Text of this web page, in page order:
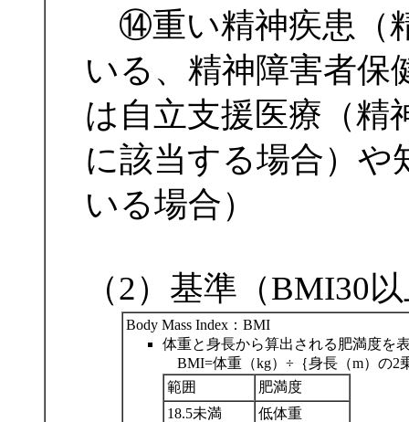
⑭重い精神疾患（
いる、精神障害者保
は自立支援医療（精
に該当する場合）や
いる場合）
（2）基準（BMI30
Body Mass Index：BMI
体重と身長から算出される肥満度を
BMI=体重（kg）÷｛身長（m）の2
範囲
肥満度
18.5未満
低体重